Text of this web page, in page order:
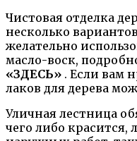
Чистовая отделка
несколько
желательно
масло-воск,
«ЗДЕСЬ» . Если вам
лаков для дерева
Уличная лестница
чего либо красится,